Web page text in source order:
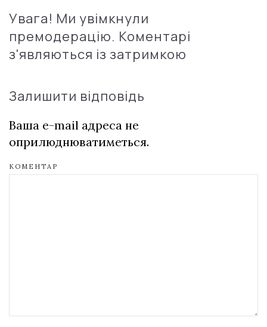
Увага! Ми увімкнули
премодерацію. Коментарі
з'являються із затримкою
Залишити відповідь
Ваша e-mail адреса не
оприлюднюватиметься.
КОМЕНТАР